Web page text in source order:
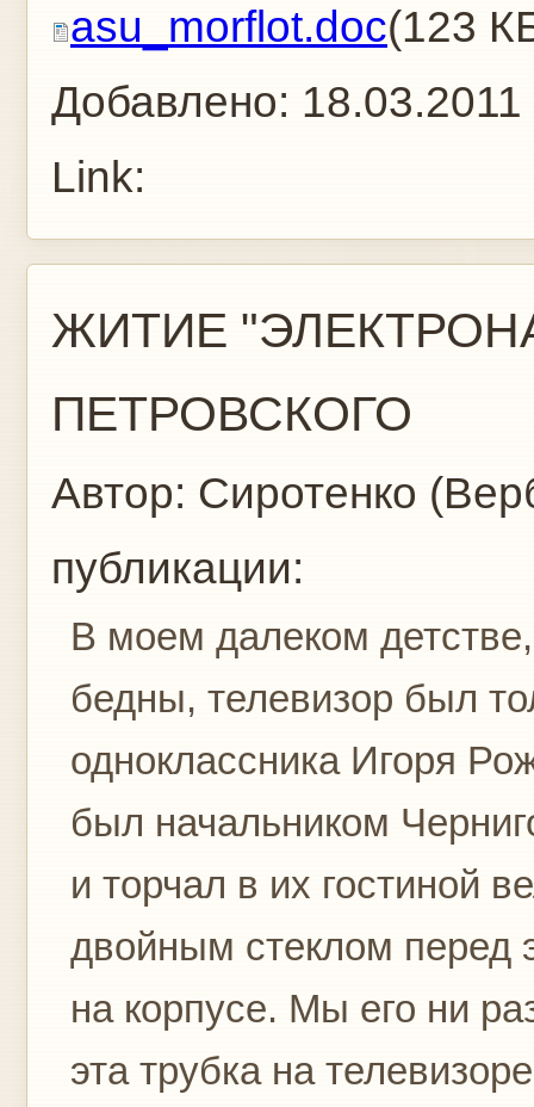
asu_morflot.doc(123
Добавлено: 18.03.2011
Link:
ЖИТИЕ
ПЕТРОВСКОГО
Автор: Сиротенко
публикации:
В моем далеком
бедны, телевизор был
одноклассника Игоря
был начальником
и торчал в их гостиной
двойным стеклом перед
на корпусе. Мы его ни
эта трубка на